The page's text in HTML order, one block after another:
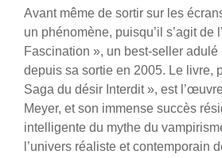
Avant même de sortir sur les
un phénomène, puisqu’il s’agit de
Fascination », un best-seller
depuis sa sortie en 2005. Le livre,
Saga du désir Interdit », est
Meyer, et son immense succès
intelligente du mythe du
l’univers réaliste et contemporain